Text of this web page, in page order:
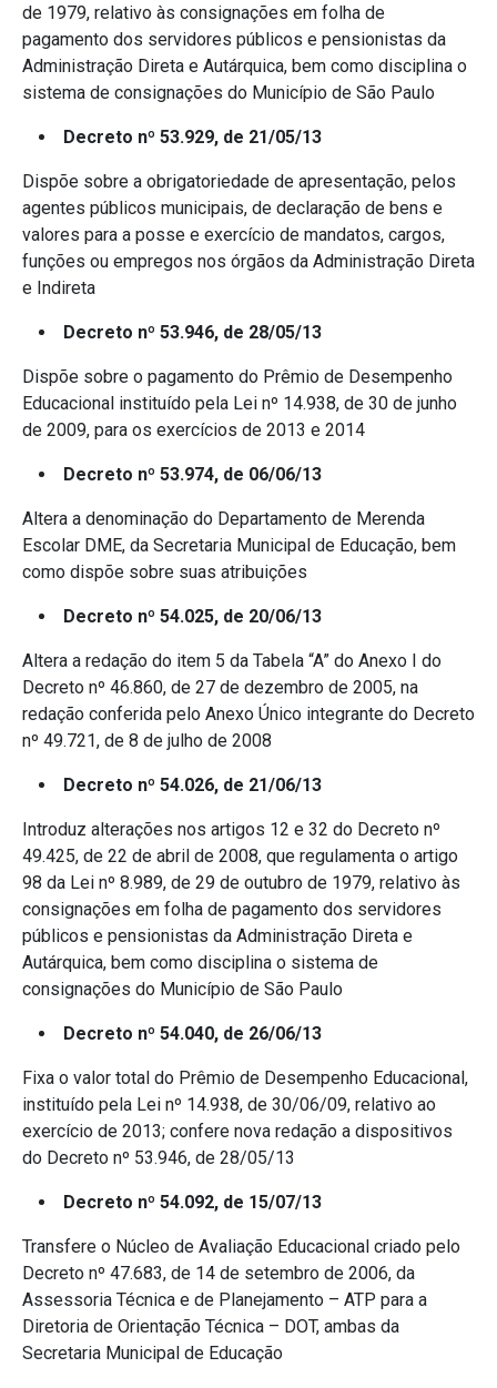
de 1979, relativo às consignações em folha de
pagamento dos servidores públicos e pensionistas da
Administração Direta e Autárquica, bem como disciplina o
sistema de consignações do Município de São Paulo
Decreto nº 53.929, de 21/05/13
Dispõe sobre a obrigatoriedade de apresentação, pelos
agentes públicos municipais, de declaração de bens e
valores para a posse e exercício de mandatos, cargos,
funções ou empregos nos órgãos da Administração Direta
e Indireta
Decreto nº 53.946, de 28/05/13
Dispõe sobre o pagamento do Prêmio de Desempenho
Educacional instituído pela Lei nº 14.938, de 30 de junho
de 2009, para os exercícios de 2013 e 2014
Decreto nº 53.974, de 06/06/13
Altera a denominação do Departamento de Merenda
Escolar DME, da Secretaria Municipal de Educação, bem
como dispõe sobre suas atribuições
Decreto nº 54.025, de 20/06/13
Altera a redação do item 5 da Tabela “A” do Anexo I do
Decreto nº 46.860, de 27 de dezembro de 2005, na
redação conferida pelo Anexo Único integrante do Decreto
nº 49.721, de 8 de julho de 2008
Decreto nº 54.026, de 21/06/13
Introduz alterações nos artigos 12 e 32 do Decreto nº
49.425, de 22 de abril de 2008, que regulamenta o artigo
98 da Lei nº 8.989, de 29 de outubro de 1979, relativo às
consignações em folha de pagamento dos servidores
públicos e pensionistas da Administração Direta e
Autárquica, bem como disciplina o sistema de
consignações do Município de São Paulo
Decreto nº 54.040, de 26/06/13
Fixa o valor total do Prêmio de Desempenho Educacional,
instituído pela Lei nº 14.938, de 30/06/09, relativo ao
exercício de 2013; confere nova redação a dispositivos
do Decreto nº 53.946, de 28/05/13
Decreto nº 54.092, de 15/07/13
Transfere o Núcleo de Avaliação Educacional criado pelo
Decreto nº 47.683, de 14 de setembro de 2006, da
Assessoria Técnica e de Planejamento – ATP para a
Diretoria de Orientação Técnica – DOT, ambas da
Secretaria Municipal de Educação